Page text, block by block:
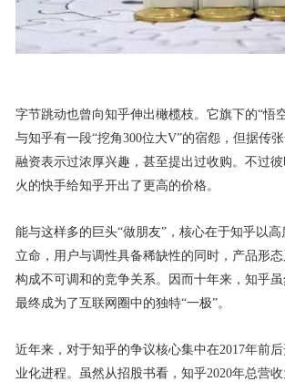
字节跳动也曾向知乎伸出橄榄枝。它旗下的“悟
与知乎有一段“挖角300位大V”的宿怨，但据传
融资表示过浓厚兴趣，甚至提出过收购。不过
火的快手给知乎开出了更高的价格。
能与这样多的巨头“做朋友”，核心在于知乎以
立命，用户与调性具备稀缺性的同时，产品形
构成不可调和的竞争关系。因而十年来，知乎
最终成为了互联网圈中的独特“一极”。
近年来，对于知乎的争议核心集中在2017年前
业化进程。虽然从招股书看，知乎2020年总营